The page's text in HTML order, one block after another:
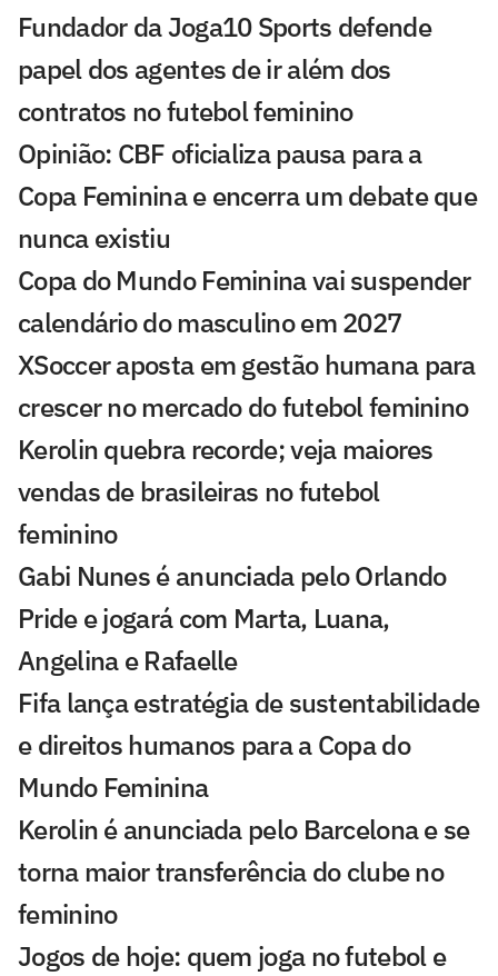
Fundador da Joga10 Sports defende
papel dos agentes de ir além dos
contratos no futebol feminino
Opinião: CBF oficializa pausa para a
Copa Feminina e encerra um debate que
nunca existiu
Copa do Mundo Feminina vai suspender
calendário do masculino em 2027
XSoccer aposta em gestão humana para
crescer no mercado do futebol feminino
Kerolin quebra recorde; veja maiores
vendas de brasileiras no futebol
feminino
Gabi Nunes é anunciada pelo Orlando
Pride e jogará com Marta, Luana,
Angelina e Rafaelle
Fifa lança estratégia de sustentabilidade
e direitos humanos para a Copa do
Mundo Feminina
Kerolin é anunciada pelo Barcelona e se
torna maior transferência do clube no
feminino
Jogos de hoje: quem joga no futebol e